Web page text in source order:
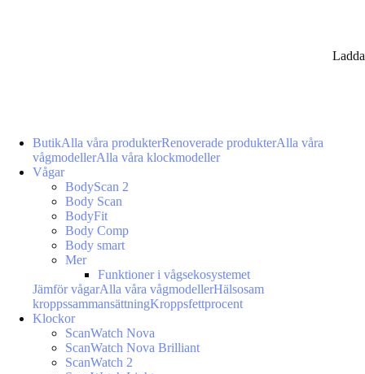
ButikAlla våra produkterRenoverade produkterAlla våra
vågmodellerAlla våra klockmodeller
Vågar
BodyScan 2
Body Scan
BodyFit
Body Comp
Body smart
Mer
Funktioner i vågsekosystemet
Jämför vågarAlla våra vågmodellerHälsosam
kroppssammansättningKroppsfettprocent
Klockor
ScanWatch Nova
ScanWatch Nova Brilliant
ScanWatch 2